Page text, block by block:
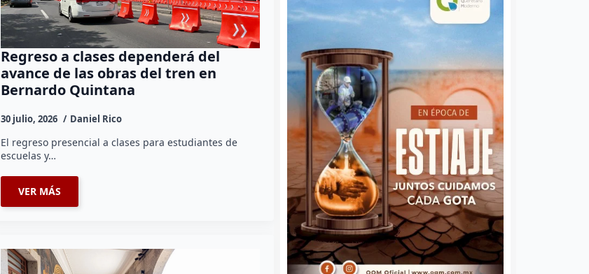
Regreso a clases dependerá del
avance de las obras del tren en
Bernardo Quintana
30 julio, 2026 Daniel Rico
El regreso presencial a clases para estudiantes de
escuelas y…
VER MÁS